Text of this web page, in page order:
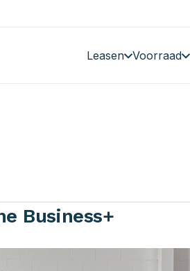
Leasen Voorraad
Business+